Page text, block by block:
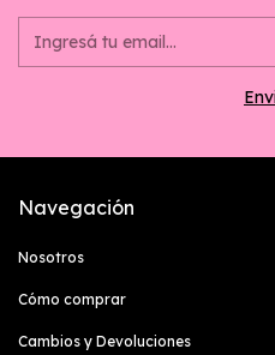
Navegación
Nosotros
Cómo comprar
Cambios y Devoluciones